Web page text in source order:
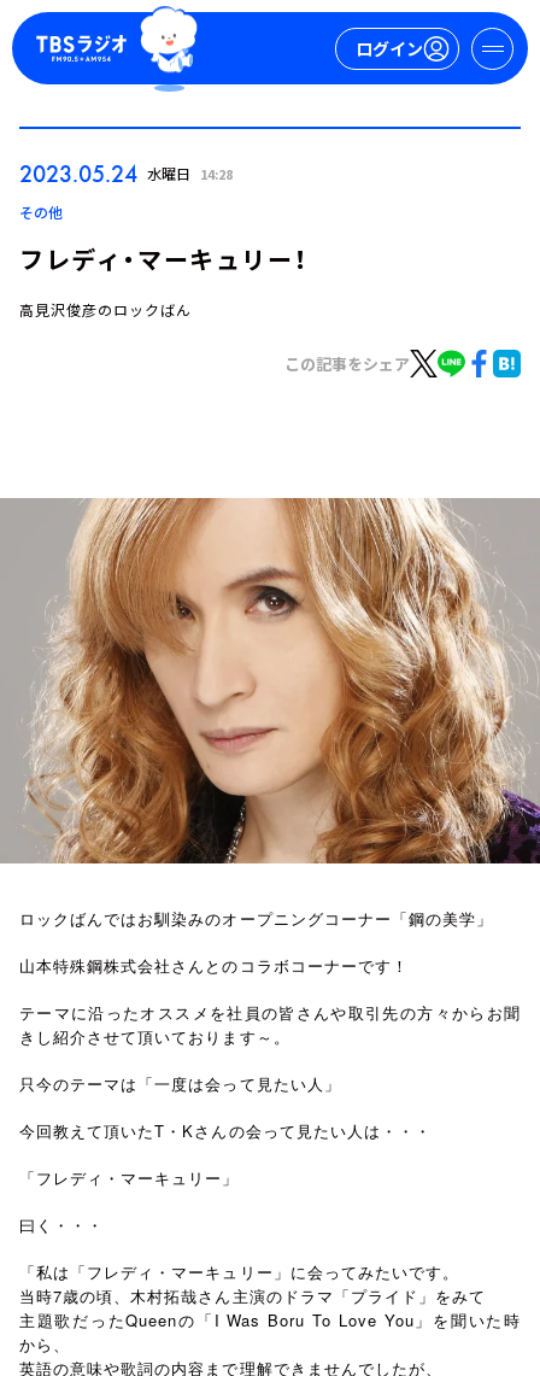
ログイン
トピックス
TBS Podcast
お知らせ
イベント・グッズ
YouTube
会社情報
2023.05.24 水曜日 14:28
その他
フレディ・マーキュリー！
高見沢俊彦のロックばん
この記事をシェア
ロックばんではお馴染みのオープニングコーナー「鋼の美学」
山本特殊鋼株式会社さんとのコラボコーナーです！
テーマに沿ったオススメを社員の皆さんや取引先の方々からお聞
きし紹介させて頂いております～。
只今のテーマは「一度は会って見たい人」
今回教えて頂いたT・Kさんの会って見たい人は・・・
「フレディ・マーキュリー」
曰く・・・
「私は「フレディ・マーキュリー」に会ってみたいです。
当時7歳の頃、木村拓哉さん主演のドラマ「プライド」をみて
主題歌だったQueenの「I Was Boru To Love You」を聞いた時
から、
英語の意味や歌詞の内容まで理解できませんでしたが、